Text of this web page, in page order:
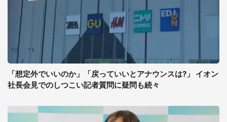
「想定外でいいのか」「戻っていいとアナウンスは?」 イオン
社長会見でのしつこい記者質問に疑問も続々